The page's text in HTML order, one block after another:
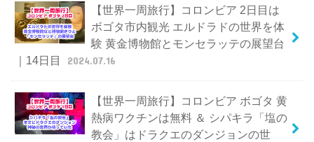
【世界一周旅行】コロンビア 2日目は
ボゴタ市内観光 エルドラドの世界を体
験 黄金博物館とモンセラッテの展望台
｜14日目
2024.07.16
【世界一周旅行】コロンビア ボゴタ 黄
熱病ワクチンは無料 ＆ シパキラ「塩の
教会」はドラクエのダンジョンの世